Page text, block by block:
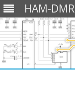
HAM-DMR